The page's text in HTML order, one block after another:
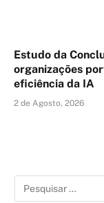
Estudo da
organizações
eficiência da IA
2 de Agosto, 2026